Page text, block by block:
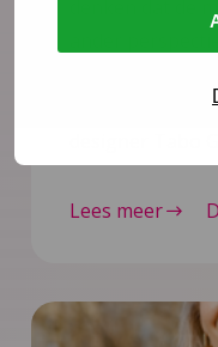
daarbij
Lees meer